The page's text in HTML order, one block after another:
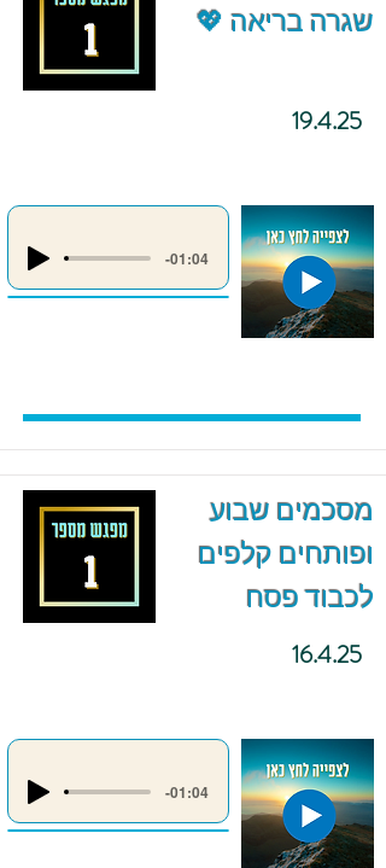
שגרה בריאה 💖
19.4.25
-01:04
מסכמים שבוע
ופותחים קלפים
לכבוד פסח
16.4.25
-01:04